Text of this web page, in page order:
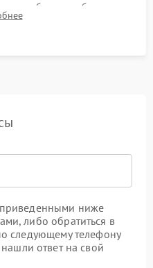
работоспособности всех
сетевого подключения.
ниже
либо обратиться в
следующему телефону
ответ на свой